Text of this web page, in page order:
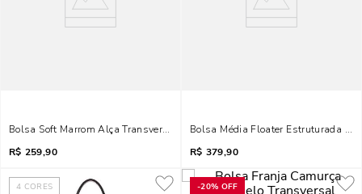
Bolsa Soft Marrom Alça Transversal
R$ 259,90
Bolsa Média Floater Estruturada
R$ 379,90
4 CORES -20% OFF